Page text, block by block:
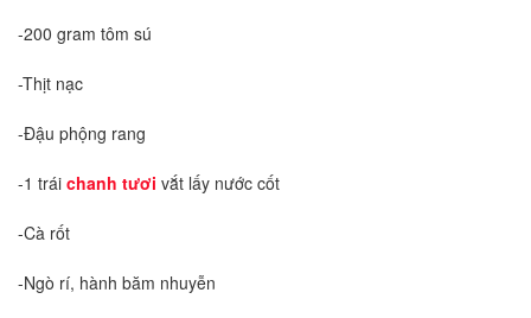
-200 gram tôm sú
-Thịt nạc
-Đậu phộng rang
-1 trái chanh tươi vắt lấy nước cốt
-Cà rốt
-Ngò rí, hành băm nhuyễn